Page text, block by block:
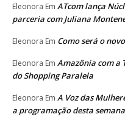
Eleonora Em ATcom lança
parceria com Juliana
Eleonora Em Como será o
Eleonora Em Amazônia com a
do Shopping Paralela
Eleonora Em A Voz das
a programação desta